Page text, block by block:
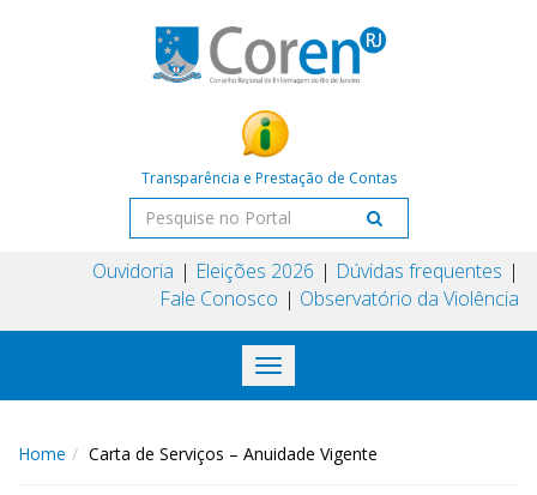
Transparência e Prestação de Contas
Ouvidoria Eleições 2026
Dúvidas frequentes
Fale Conosco
Observatório da Violência
Toggle
navigation
Home Carta de Serviços – Anuidade Vigente